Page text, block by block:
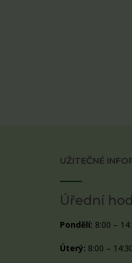
UŽITEČNÉ
Úřední
Pondělí: 8:00 –
Úterý: 8:00 –